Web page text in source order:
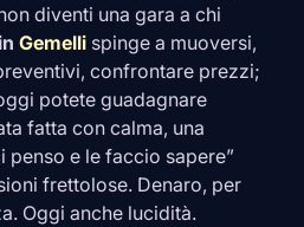
diventi una gara a chi
Gemelli spinge a muoversi,
confrontare prezzi;
potete guadagnare
fatta con calma, una
penso e le faccio sapere”
frettolose. Denaro, per
Oggi anche lucidità.